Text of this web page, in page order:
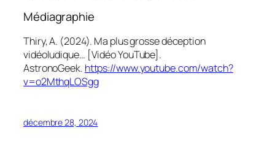
Médiagraphie
Thiry, A. (2024). Ma plus grosse déception
vidéoludique… [Vidéo YouTube].
AstronoGeek. https://www.youtube.com/watch?
v=o2MthqLOSgg
décembre 28, 2024